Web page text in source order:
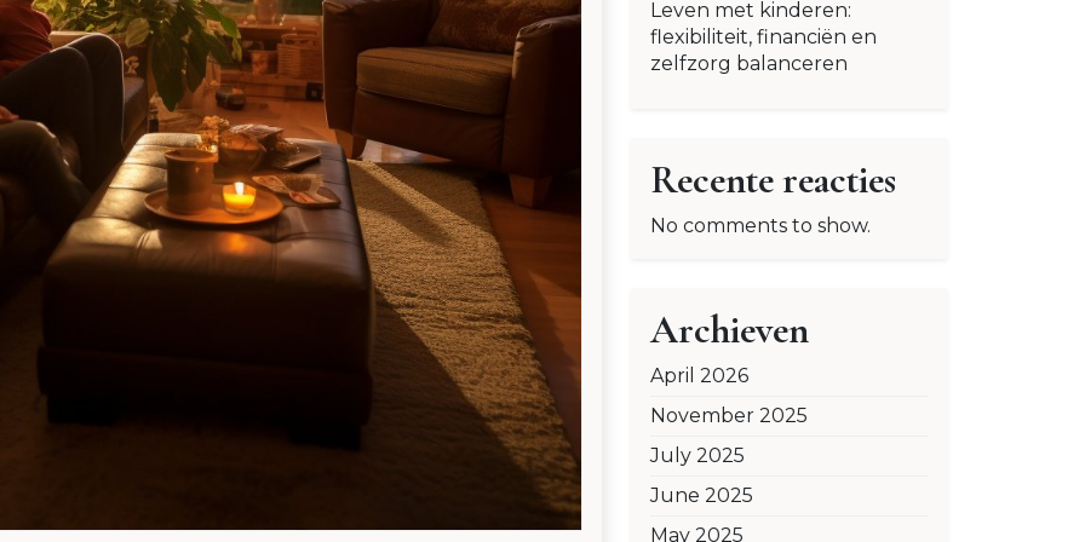
Leven met kinderen:
flexibiliteit, financiën en
zelfzorg balanceren
Recente reacties
No comments to show.
Archieven
April 2026
November 2025
July 2025
June 2025
May 2025